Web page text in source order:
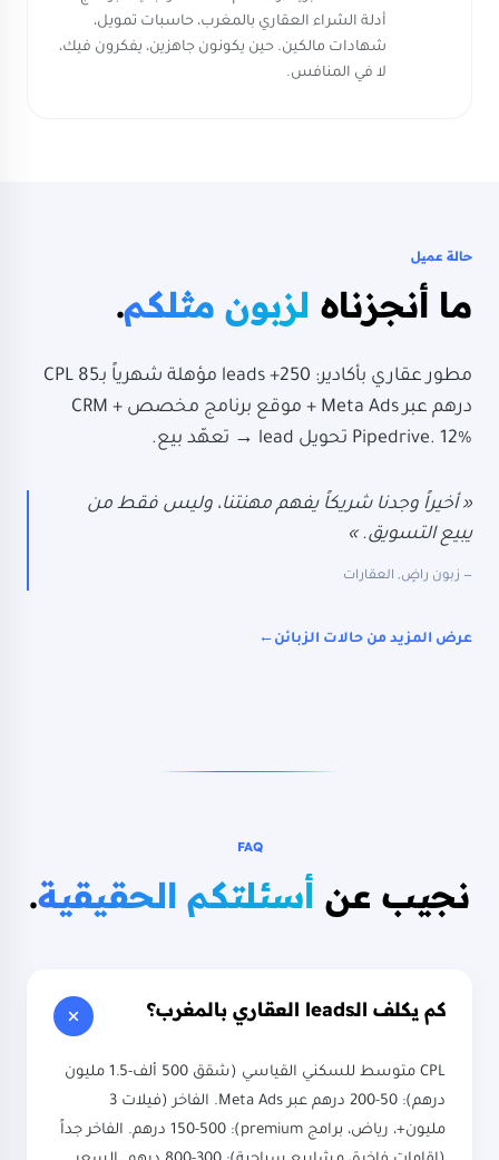
أدلة الشراء العقاري بالمغرب، حاسبات تمويل،
شهادات مالكين. حين يكونون جاهزين، يفكرون فيك،
لا في المنافس.
حالة عميل
ما أنجزناه لزبون مثلكم.
مطور عقاري بأكادير: 250+ leads مؤهلة شهرياً بـCPL 85
درهم عبر Meta Ads + موقع برنامج مخصص + CRM
Pipedrive. 12% تحويل lead → تعهّد بيع.
« أخيراً وجدنا شريكاً يفهم مهنتنا، وليس فقط من
يبيع التسويق. »
— زبون راضٍ, العقارات
عرض المزيد من حالات الزبائن →
النتائج في 6 أشهر
+280%
−55%
×4.5
98%
FAQ
نجيب عن أسئلتكم الحقيقية.
كم يكلف الـleads العقاري بالمغرب؟
CPL متوسط للسكني القياسي (شقق 500 ألف-1.5 مليون
درهم): 50-200 درهم عبر Meta Ads. الفاخر (فيلات 3
مليون+، رياض، برامج premium): 150-500 درهم. الفاخر جداً